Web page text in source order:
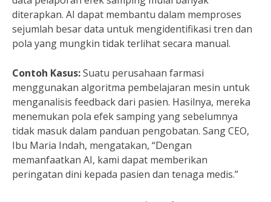
diterapkan. AI dapat membantu dalam memproses
sejumlah besar data untuk mengidentifikasi tren dan
pola yang mungkin tidak terlihat secara manual.
Contoh Kasus:Suatu perusahaan farmasi
menggunakan algoritma pembelajaran mesin untuk
menganalisis feedback dari pasien. Hasilnya, mereka
menemukan pola efek samping yang sebelumnya
tidak masuk dalam panduan pengobatan. Sang CEO,
Ibu Maria Indah, mengatakan, “Dengan
memanfaatkan AI, kami dapat memberikan
peringatan dini kepada pasien dan tenaga medis.”